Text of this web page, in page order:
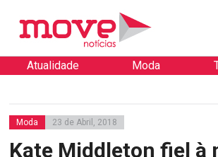
Atualidade Moda
Moda 23 de Abril, 2018
Kate Middleton fiel à